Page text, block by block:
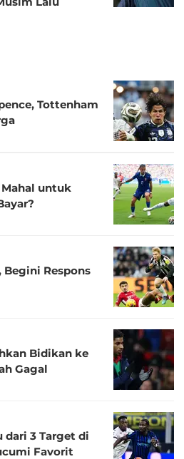
Tottenham
Mahal untuk
Begini Respons
Bidikan ke
Gagal
dari 3 Target di
Favorit